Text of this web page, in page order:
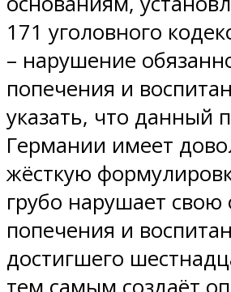
171 уголовного
– нарушение
попечения и
указать, что данный
Германии имеет
жёсткую
грубо нарушает свою
попечения и
достигшего